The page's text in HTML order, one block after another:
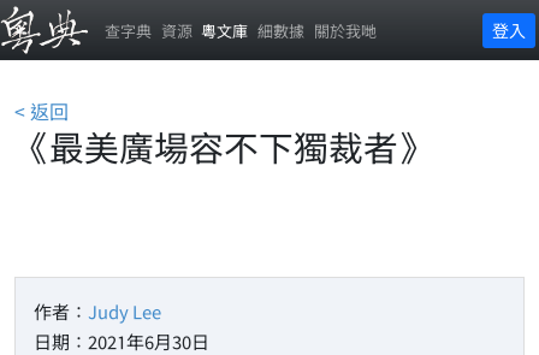
查字典 資源 粵文庫 細數據 關於我哋 登入
< 返回
《最美廣場容不下獨裁者》
作者： Judy Lee
日期：2021年6月30日